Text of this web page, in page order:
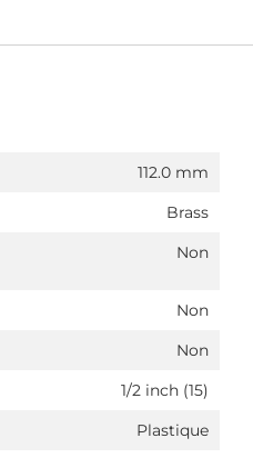
112.0 mm
Brass
Non
Non
Non
1/2 inch (15)
Plastique